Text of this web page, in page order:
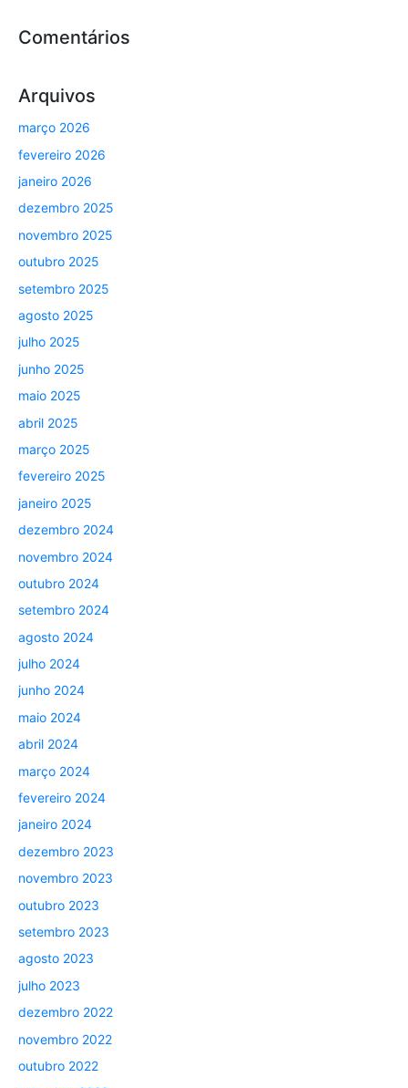
Comentários
Arquivos
março 2026
fevereiro 2026
janeiro 2026
dezembro 2025
novembro 2025
outubro 2025
setembro 2025
agosto 2025
julho 2025
junho 2025
maio 2025
abril 2025
março 2025
fevereiro 2025
janeiro 2025
dezembro 2024
novembro 2024
outubro 2024
setembro 2024
agosto 2024
julho 2024
junho 2024
maio 2024
abril 2024
março 2024
fevereiro 2024
janeiro 2024
dezembro 2023
novembro 2023
outubro 2023
setembro 2023
agosto 2023
julho 2023
dezembro 2022
novembro 2022
outubro 2022